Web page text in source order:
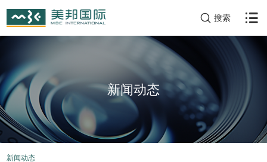
搜索
新闻动态
新闻动态